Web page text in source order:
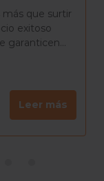
un pan
familiares y
Leer más